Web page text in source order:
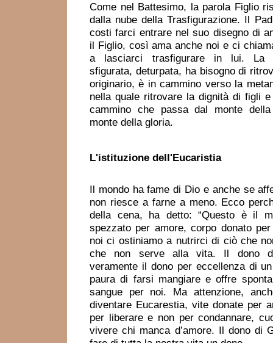
Come nel Battesimo, la parola Figlio
dalla nube della Trasfigurazione. Il
costi farci entrare nel suo disegno di
il Figlio, così ama anche noi e ci
a lasciarci trasfigurare in lui. La
sfigurata, deturpata, ha bisogno di
originario, è in cammino verso la
nella quale ritrovare la dignità di figli
cammino che passa dal monte
monte della gloria.
L'istituzione dell'Eucaristia
Il mondo ha fame di Dio e anche se
non riesce a farne a meno. Ecco
della cena, ha detto: “Questo è il
spezzato per amore, corpo donato
noi ci ostiniamo a nutrirci di ciò che
che non serve alla vita. Il dono
veramente il dono per eccellenza di
paura di farsi mangiare e offre
sangue per noi. Ma attenzione,
diventare Eucarestia, vite donate per
per liberare e non per condannare,
vivere chi manca d’amore. Il dono di